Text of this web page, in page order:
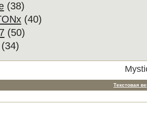
(38)
(40)
(50)
(34)
Текстовая